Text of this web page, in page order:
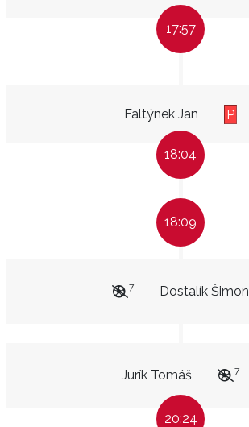
17:57
Faltýnek Jan P
18:04
18:09
Dostalík Šimon
7
Jurík Tomáš 7
20:24